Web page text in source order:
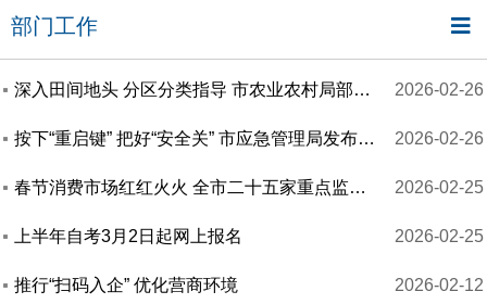
部门工作
深入田间地头 分区分类指导 市农业农村局部署“奋战140天”行动 2026-02-26
按下“重启键” 把好“安全关” 市应急管理局发布复工复产安全提示 2026-02-26
春节消费市场红红火火 全市二十五家重点监测样本企业销售额1.6亿元 2026-02-25
上半年自考3月2日起网上报名 2026-02-25
推行“扫码入企” 优化营商环境 2026-02-12